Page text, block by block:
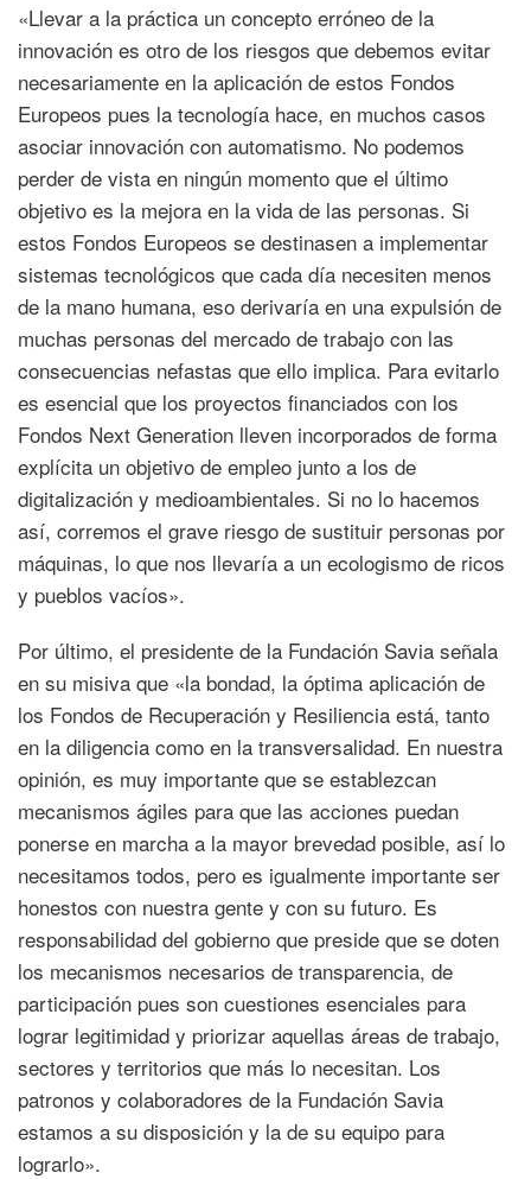
«Llevar a la práctica un concepto erróneo de la
innovación es otro de los riesgos que debemos evitar
necesariamente en la aplicación de estos Fondos
Europeos pues la tecnología hace, en muchos casos
asociar innovación con automatismo. No podemos
perder de vista en ningún momento que el último
objetivo es la mejora en la vida de las personas. Si
estos Fondos Europeos se destinasen a implementar
sistemas tecnológicos que cada día necesiten menos
de la mano humana, eso derivaría en una expulsión de
muchas personas del mercado de trabajo con las
consecuencias nefastas que ello implica. Para evitarlo
es esencial que los proyectos financiados con los
Fondos Next Generation lleven incorporados de forma
explícita un objetivo de empleo junto a los de
digitalización y medioambientales. Si no lo hacemos
así, corremos el grave riesgo de sustituir personas por
máquinas, lo que nos llevaría a un ecologismo de ricos
y pueblos vacíos».
Por último, el presidente de la Fundación Savia señala
en su misiva que «la bondad, la óptima aplicación de
los Fondos de Recuperación y Resiliencia está, tanto
en la diligencia como en la transversalidad. En nuestra
opinión, es muy importante que se establezcan
mecanismos ágiles para que las acciones puedan
ponerse en marcha a la mayor brevedad posible, así lo
necesitamos todos, pero es igualmente importante ser
honestos con nuestra gente y con su futuro. Es
responsabilidad del gobierno que preside que se doten
los mecanismos necesarios de transparencia, de
participación pues son cuestiones esenciales para
lograr legitimidad y priorizar aquellas áreas de trabajo,
sectores y territorios que más lo necesitan. Los
patronos y colaboradores de la Fundación Savia
estamos a su disposición y la de su equipo para
lograrlo».